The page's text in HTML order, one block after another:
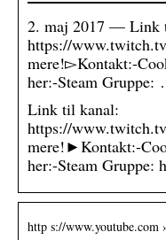
2. maj 2017 — Link
https://
mere!▻Kontakt:-
her:-Steam Gruppe:
Link til kanal:
https://
mere!►Kontakt:-
her:-Steam Gruppe:
http s://www.youtube.com